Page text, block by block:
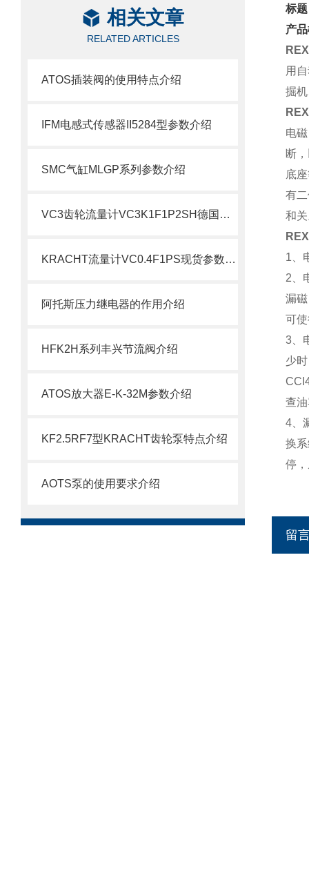
相关文章
RELATED ARTICLES
ATOS插装阀的使用特点介绍
IFM电感式传感器II5284型参数介绍
SMC气缸MLGP系列参数介绍
VC3齿轮流量计VC3K1F1P2SH德国克拉克现货
KRACHT流量计VC0.4F1PS现货参数介绍
阿托斯压力继电器的作用介绍
HFK2H系列丰兴节流阀介绍
ATOS放大器E-K-32M参数介绍
KF2.5RF7型KRACHT齿轮泵特点介绍
AOTS泵的使用要求介绍
标
产
用
掘
电
断
底
有
和
1、
2、
漏
可
3、
少
查
4、
换
停
留